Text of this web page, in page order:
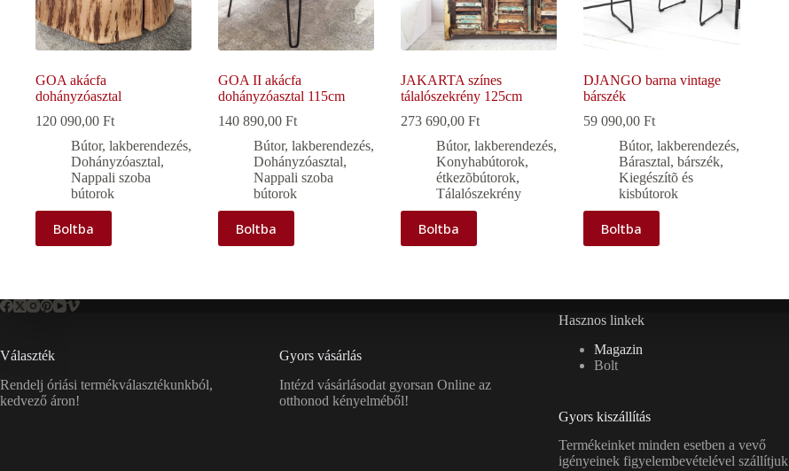
GOA akácfa
dohányzóasztal
120 090,00 Ft
Bútor, lakberendezés,
Dohányzóasztal,
Nappali szoba
bútorok
Boltba
GOA II akácfa
dohányzóasztal 115cm
140 890,00Ft
Bútor, lakberendezés,
Dohányzóasztal,
Nappali szoba
bútorok
Boltba
JAKARTA színes
tálalószekrény 125cm
273 690,00Ft
Bútor, lakberendezés,
Konyhabútorok,
étkezõbútorok,
Tálalószekrény
Boltba
DJANGO barna vintage
bárszék
59 090,00Ft
Bútor, lakberendezés,
Bárasztal, bárszék,
Kiegészítõ és
kisbútorok
Boltba
Választék
Rendelj óriási termékválasztékunkból,
kedvező áron!
Gyors vásárlás
Intézd vásárlásodat gyorsan Online az
otthonod kényelméből!
Hasznos linkek
Magazin
Bolt
Gyors kiszállítás
Termékeinket minden esetben a vevő
igényeinek figyelembevételével szállítjuk